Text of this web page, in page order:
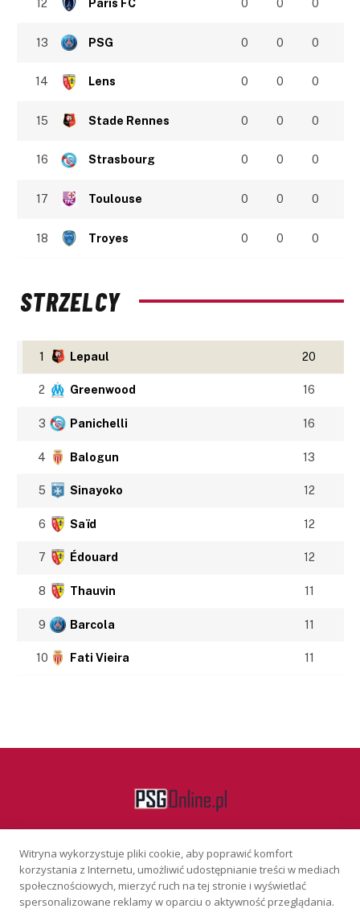
12 Paris FC 0 0 0
13 PSG 0 0 0
14 Lens 0 0 0
15 Stade Rennes 0 0 0
16 Strasbourg 0 0 0
17 Toulouse 0 0 0
18 Troyes 0 0 0
STRZELCY
1 Lepaul 20
2 Greenwood 16
3 Panichelli 16
4 Balogun 13
5 Sinayoko 12
6 Saïd 12
7 Édouard 12
8 Thauvin 11
9 Barcola 11
10 Fati Vieira 11
Facebook
KONTAKT REKLAMA POLITYKA PRYWATNOŚCI
Witryna wykorzystuje pliki cookie, aby poprawić komfort
korzystania z Internetu, umożliwić udostępnianie treści w mediach
społecznościowych, mierzyć ruch na tej stronie i wyświetlać
spersonalizowane reklamy w oparciu o aktywność przeglądania.